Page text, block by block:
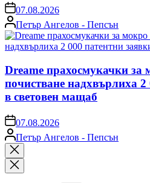
on07.08.2026
Posted
by
Петър Ангелов - Пепсън
Dreame прахосмукачки за
почистване надхвърлиха
в световен мащаб
on07.08.2026
Posted
by
Петър Ангелов - Пепсън
Close
search